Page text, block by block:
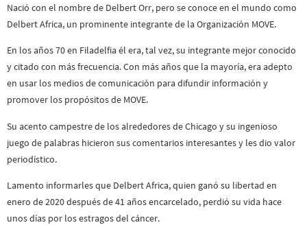
Nació con el nombre de Delbert Orr, pero se conoce en el mundo como
Delbert Africa, un prominente integrante de la Organización MOVE.
En los años 70 en Filadelfia él era, tal vez, su integrante mejor conocido
y citado con más frecuencia. Con más años que la mayoría, era adepto
en usar los medios de comunicación para difundir información y
promover los propósitos de MOVE.
Su acento campestre de los alrededores de Chicago y su ingenioso
juego de palabras hicieron sus comentarios interesantes y les dio valor
periodístico.
Lamento informarles que Delbert Africa, quien ganó su libertad en
enero de 2020 después de 41 años encarcelado, perdió su vida hace
unos días por los estragos del cáncer.